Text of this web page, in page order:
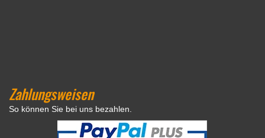
Zahlungsweisen
So können Sie bei uns bezahlen.